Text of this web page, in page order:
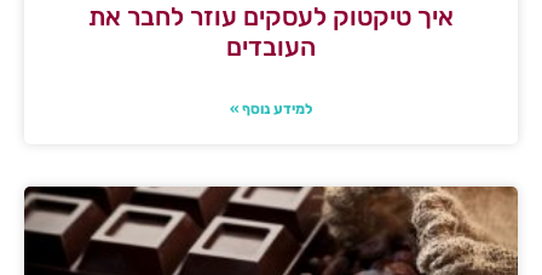
איך טיקטוק לעסקים עוזר לחבר את
העובדים
למידע נוסף »